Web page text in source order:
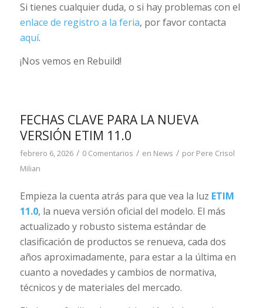
Si tienes cualquier duda, o si hay problemas con el
enlace de registro a la feria, por favor contacta
aquí.
¡Nos vemos en Rebuild!
FECHAS CLAVE PARA LA NUEVA
VERSIÓN ETIM 11.0
febrero 6, 2026 / 0 Comentarios / en News / por Pere Crisol
Milian
Empieza la cuenta atrás para que vea la luz ETIM
11.0, la nueva versión oficial del modelo. El más
actualizado y robusto sistema estándar de
clasificación de productos se renueva, cada dos
años aproximadamente, para estar a la última en
cuanto a novedades y cambios de normativa,
técnicos y de materiales del mercado.